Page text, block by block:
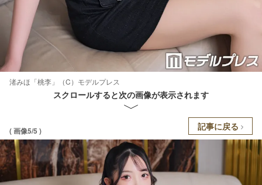
渚みほ「桃李」（C）モデルプレス
スクロールすると次の画像が表示されます
( 画像5/5 ) 記事に戻る